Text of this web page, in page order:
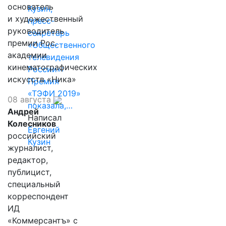
Кузин,
пресс-
секретарь
«Общественного
телевидения
России»:
Премия
«ТЭФИ 2019»
показала,…
Написал
Евгений
Кузин
основатель
и художественный
руководитель
премии Рос.
академии
кинематографических
искусств «Ника»
08 августа
Андрей
Колесников
российский
журналист,
редактор,
публицист,
специальный
корреспондент
ИД
«Коммерсантъ» с